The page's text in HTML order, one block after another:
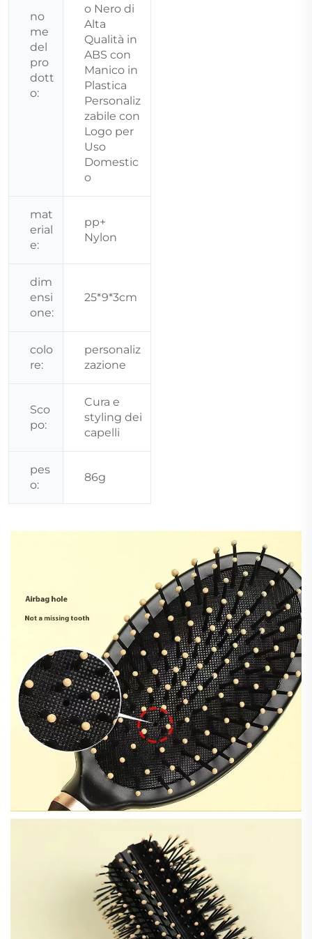
no
me
del
pro
dott
o:
o Nero di
Alta
Qualità in
ABS con
Manico in
Plastica
Personaliz
zabile con
Logo per
Uso
Domestic
o
mat
erial
e:
pp+
Nylon
dim
ensi
one:
25*9*3cm
colo
re:
personaliz
zazione
Sco
po:
Cura e
styling dei
capelli
pes
o:
86g